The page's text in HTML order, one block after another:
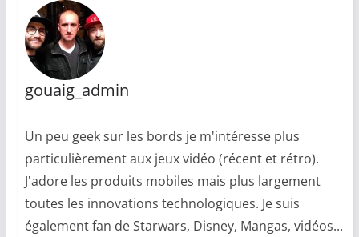
gouaig_admin
Un peu geek sur les bords je m'intéresse plus
particulièrement aux jeux vidéo (récent et rétro).
J'adore les produits mobiles mais plus largement
toutes les innovations technologiques. Je suis
également fan de Starwars, Disney, Mangas, vidéos...